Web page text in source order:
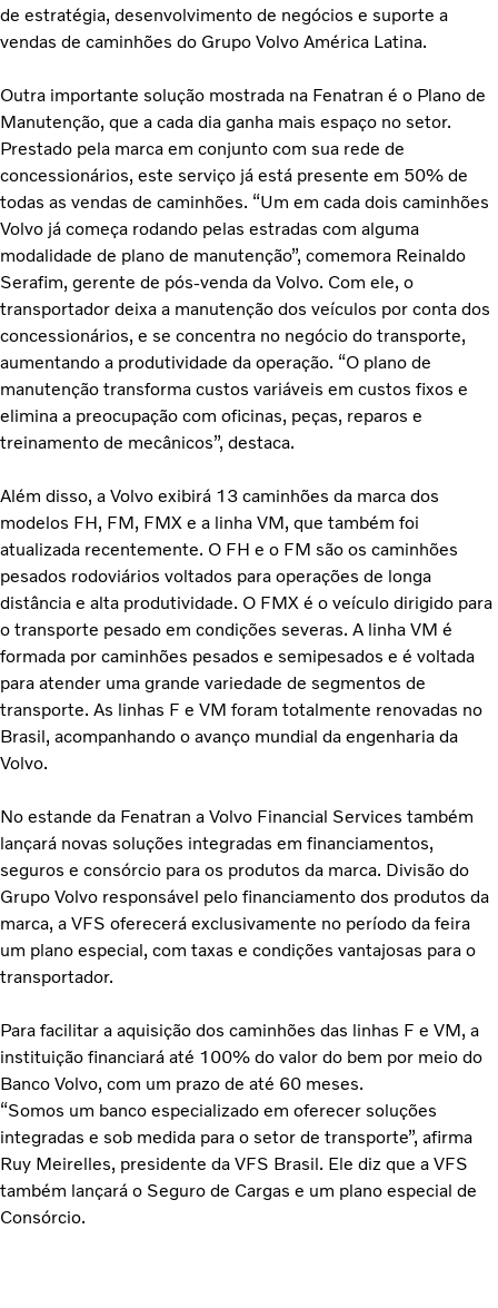
de estratégia, desenvolvimento de negócios e suporte a
vendas de caminhões do Grupo Volvo América Latina.
Outra importante solução mostrada na Fenatran é o Plano de
Manutenção, que a cada dia ganha mais espaço no setor.
Prestado pela marca em conjunto com sua rede de
concessionários, este serviço já está presente em 50% de
todas as vendas de caminhões. “Um em cada dois caminhões
Volvo já começa rodando pelas estradas com alguma
modalidade de plano de manutenção”, comemora Reinaldo
Serafim, gerente de pós-venda da Volvo. Com ele, o
transportador deixa a manutenção dos veículos por conta dos
concessionários, e se concentra no negócio do transporte,
aumentando a produtividade da operação. “O plano de
manutenção transforma custos variáveis em custos fixos e
elimina a preocupação com oficinas, peças, reparos e
treinamento de mecânicos”, destaca.
Além disso, a Volvo exibirá 13 caminhões da marca dos
modelos FH, FM, FMX e a linha VM, que também foi
atualizada recentemente. O FH e o FM são os caminhões
pesados rodoviários voltados para operações de longa
distância e alta produtividade. O FMX é o veículo dirigido para
o transporte pesado em condições severas. A linha VM é
formada por caminhões pesados e semipesados e é voltada
para atender uma grande variedade de segmentos de
transporte. As linhas F e VM foram totalmente renovadas no
Brasil, acompanhando o avanço mundial da engenharia da
Volvo.
No estande da Fenatran a Volvo Financial Services também
lançará novas soluções integradas em financiamentos,
seguros e consórcio para os produtos da marca. Divisão do
Grupo Volvo responsável pelo financiamento dos produtos da
marca, a VFS oferecerá exclusivamente no período da feira
um plano especial, com taxas e condições vantajosas para o
transportador.
Para facilitar a aquisição dos caminhões das linhas F e VM, a
instituição financiará até 100% do valor do bem por meio do
Banco Volvo, com um prazo de até 60 meses.
“Somos um banco especializado em oferecer soluções
integradas e sob medida para o setor de transporte”, afirma
Ruy Meirelles, presidente da VFS Brasil. Ele diz que a VFS
também lançará o Seguro de Cargas e um plano especial de
Consórcio.